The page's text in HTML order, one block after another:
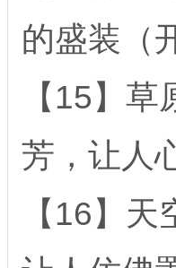
的盛装（
【15】
芳，让人
【16】